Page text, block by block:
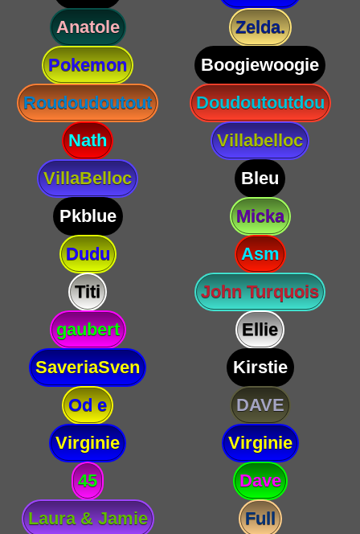
Anatole
Zelda.
Pokemon
Boogiewoogie
Roudoudoutout
Doudoutoutdou
Nath
Villabelloc
VillaBelloc
Bleu
Pkblue
Micka
Dudu
Asm
Titi
John Turquois
gaubert
Ellie
SaveriaSven
Kirstie
Od e
DAVE
Virginie
Virginie
45
Dave
Laura & Jamie
Full